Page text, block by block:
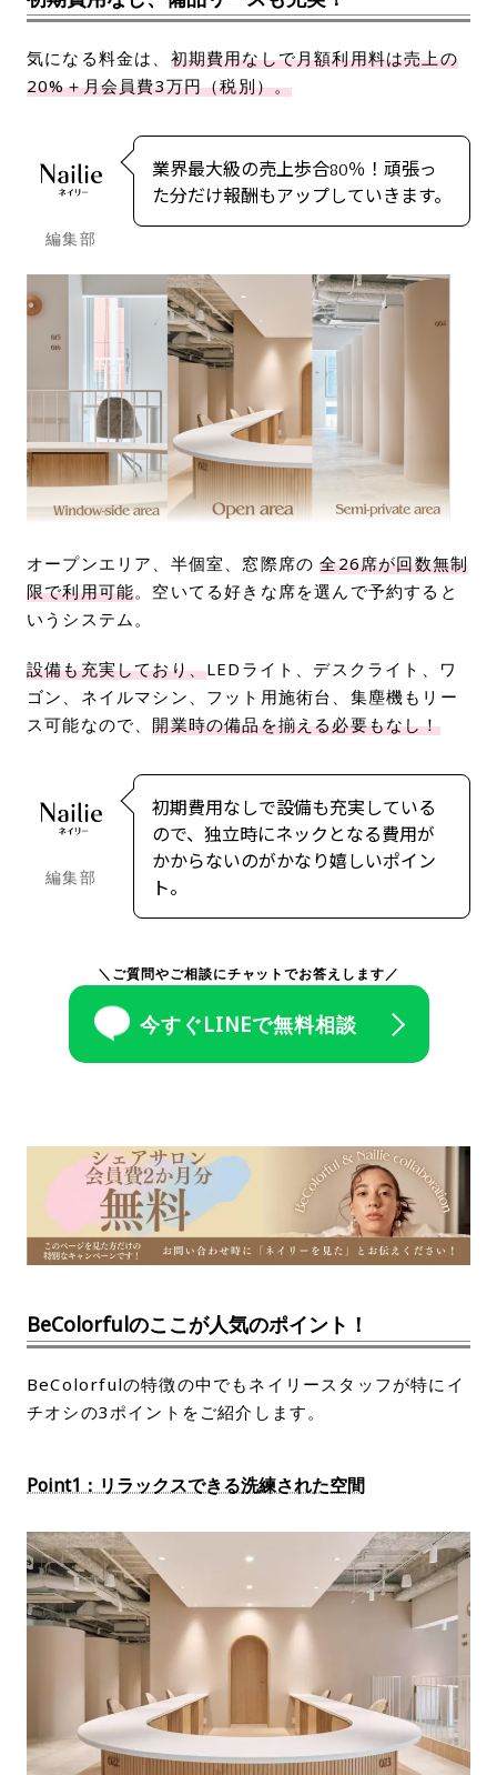
気になる料金は、 初期費用なしで月額利用料は売上の
20%＋月会員費3万円（税別）。
編集部
業界最大級の売上歩合80％！頑張っ
た分だけ報酬もアップしていきます。
オープンエリア、半個室、窓際席の全26席が回数無制
限で利用可能。空いてる好きな席を選んで予約すると
いうシステム。
設備も充実しており、LEDライト、デスクライト、ワ
ゴン、ネイルマシン、フット用施術台、集塵機もリー
ス可能なので、開業時の備品を揃える必要もなし！
編集部
初期費用なしで設備も充実している
ので、独立時にネックとなる費用が
かからないのがかなり嬉しいポイン
ト。
＼ご質問やご相談にチャットでお答えします／
今すぐLINEで無料相談
BeColorfulのここが人気のポイント！
BeColorfulの特徴の中でもネイリースタッフが特にイ
チオシの3ポイントをご紹介します。
Point1：リラックスできる洗練された空間